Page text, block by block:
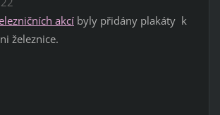
akcíbyly přidány plakáty k
železnice.